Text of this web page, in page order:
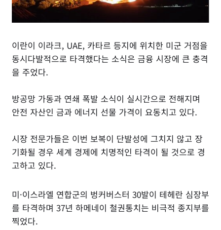
이란이 이라크, UAE, 카타르 등지에 위치한 미군 거점을
동시다발적으로 타격했다는 소식은 금융 시장에 큰 충격
을 주었다.
방공망 가동과 연쇄 폭발 소식이 실시간으로 전해지며
안전 자산인 금과 에너지 선물 가격이 요동치고 있다.
시장 전문가들은 이번 보복이 단발성에 그치지 않고 장
기화될 경우 세계 경제에 치명적인 타격이 될 것으로 경
고하고 있다.
미·이스라엘 연합군의 벙커버스터 30발이 테헤란 심장부
를 타격하며 37년 하메네이 철권통치는 비극적 종지부를
찍었다.